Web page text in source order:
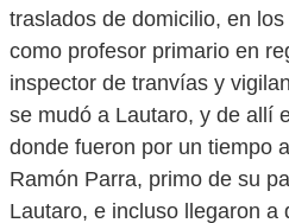
traslados de domicilio, en
como profesor primario en
inspector de tranvías y
se mudó a Lautaro, y de allí
donde fueron por un tiempo
Ramón Parra, primo de su
Lautaro, e incluso llegaron a